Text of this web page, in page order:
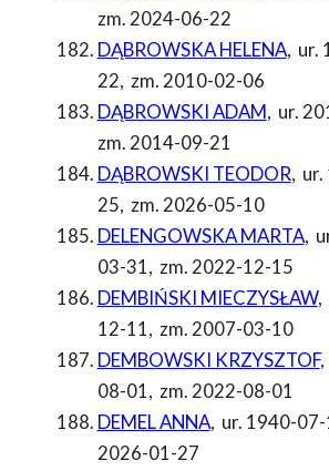
zm. 2024-06-22
DĄBROWSKA HELENA, ur.
22, zm. 2010-02-06
DĄBROWSKI ADAM, ur.
zm. 2014-09-21
DĄBROWSKI TEODOR,
25, zm. 2026-05-10
DELENGOWSKA MARTA,
03-31, zm. 2022-12-15
DEMBIŃSKI MIECZYSŁAW,
12-11, zm. 2007-03-10
DEMBOWSKI KRZYSZTOF,
08-01, zm. 2022-08-01
DEMEL ANNA, ur. 1940-
2026-01-27